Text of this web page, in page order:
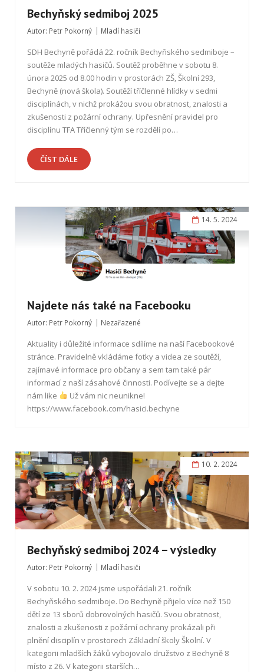
Bechyňský sedmiboj 2025
Autor: Petr Pokorný Mladí hasiči
SDH Bechyně pořádá 22. ročník Bechyňského sedmiboje –
soutěže mladých hasičů. Soutěž proběhne v sobotu 8.
února 2025 od 8.00 hodin v prostorách ZŠ, Školní 293,
Bechyně (nová škola). Soutěží tříčlenné hlídky v sedmi
disciplínách, v nichž prokážou svou obratnost, znalosti a
zkušenosti z požární ochrany. Upřesnění pravidel pro
disciplínu TFA Tříčlenný tým se rozdělí po…
ČÍST DÁLE
Najdete nás také na Facebooku
Autor: Petr Pokorný Nezařazené
Aktuality i důležité informace sdílíme na naší Facebookové
stránce. Pravidelně vkládáme fotky a videa ze soutěží,
zajímavé informace pro občany a sem tam také pár
informací z naší zásahové činnosti. Podívejte se a dejte
nám like
Už vám nic neunikne!
https://www.facebook.com/hasici.bechyne
14. 5. 2024
Bechyňský sedmiboj 2024 – výsledky
Autor: Petr Pokorný Mladí hasiči
V sobotu 10. 2. 2024 jsme uspořádali 21. ročník
Bechyňského sedmiboje. Do Bechyně přijelo více než 150
dětí ze 13 sborů dobrovolných hasičů. Svou obratnost,
znalosti a zkušenosti z požární ochrany prokázali při
plnění disciplín v prostorech Základní školy Školní. V
kategorii mladších žáků vybojovalo družstvo z Bechyně 8
místo z 26. V kategorii starších…
10. 2. 2024